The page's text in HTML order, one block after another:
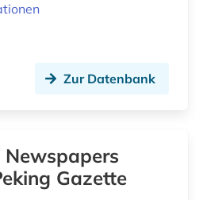
sportwissenschaft (14)
Zur Datenbank
Newspapers
Gazette